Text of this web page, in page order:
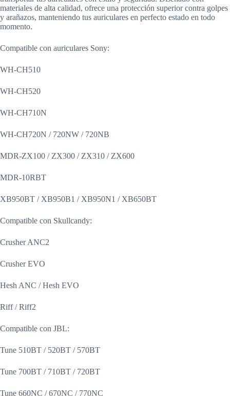
materiales de alta calidad, ofrece una protección superior contra golpes
y arañazos, manteniendo tus auriculares en perfecto estado en todo
momento.
Compatible con auriculares Sony:
WH-CH510
WH-CH520
WH-CH710N
WH-CH720N / 720NW / 720NB
MDR-ZX100 / ZX300 / ZX310 / ZX600
MDR-10RBT
XB950BT / XB950B1 / XB950N1 / XB650BT
Compatible con Skullcandy:
Crusher ANC2
Crusher EVO
Hesh ANC / Hesh EVO
Riff / Riff2
Compatible con JBL:
Tune 510BT / 520BT / 570BT
Tune 700BT / 710BT / 720BT
Tune 660NC / 670NC / 770NC